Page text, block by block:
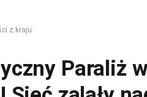
z kraju
Paraliż